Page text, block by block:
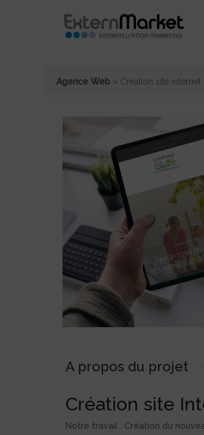
Agence Web » Création site internet
A propos du projet
Création site
Notre travail : Création du